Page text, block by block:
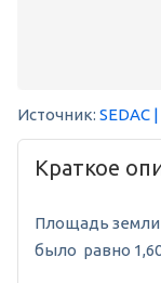
Источник: SEDAC
Краткое
Площадь земли
было равно